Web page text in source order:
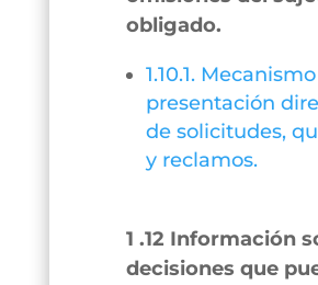
obligado.
1.10.1.
presentación
de solicitudes,
y reclamos.
1 .12 Información
decisiones que